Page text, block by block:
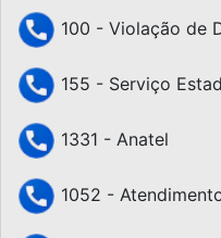
100 - Violação de
155 - Serviço
1331 - Anatel
1052 -